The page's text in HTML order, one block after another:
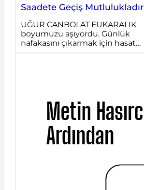
Saadete Geçiş Mutlulukladır
UĞUR CANBOLAT FUKARALIK
boyumuzu aşıyordu. Günlük
nafakasını çıkarmak için hasat…